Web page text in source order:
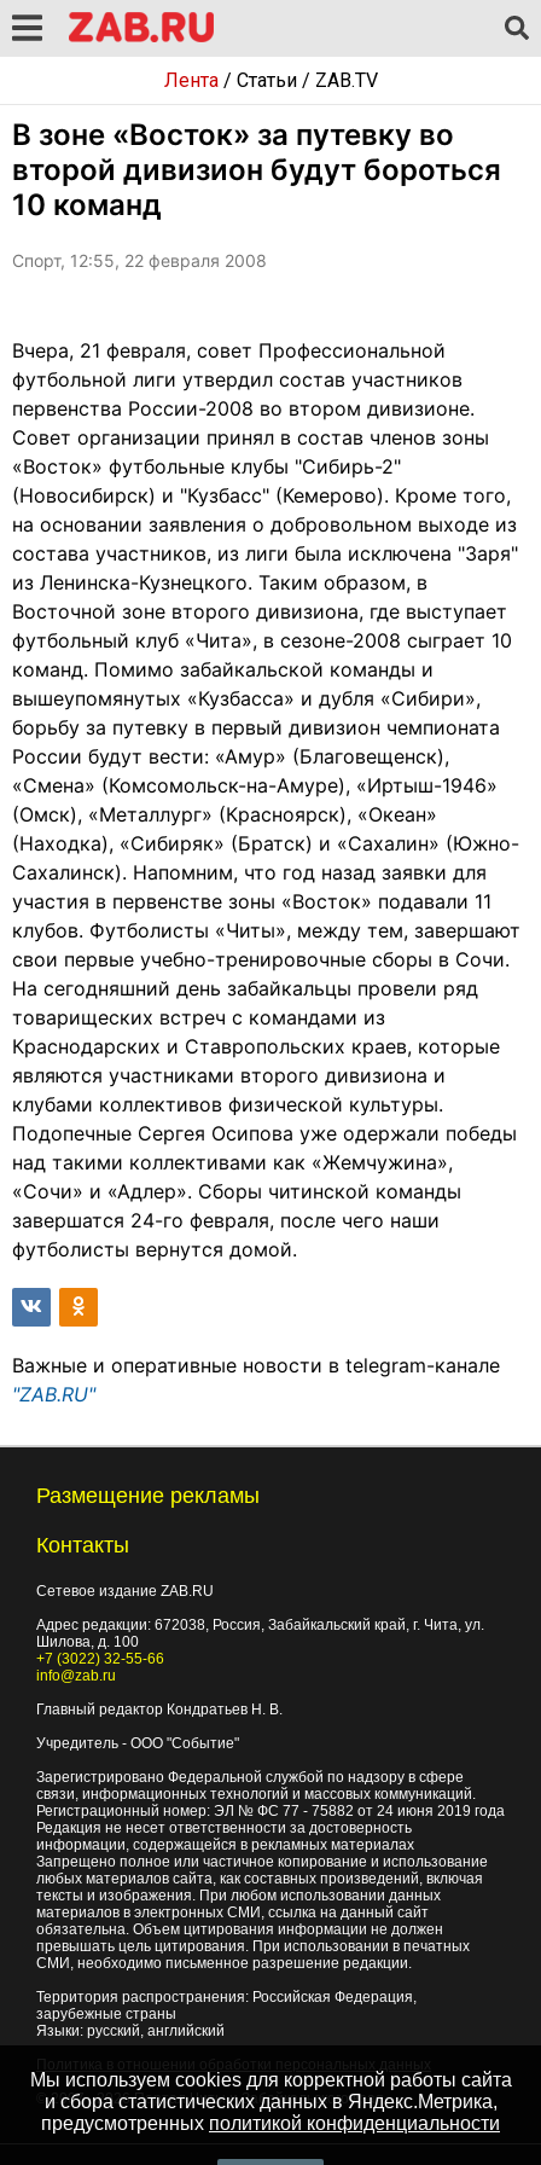
Лента/ Статьи/ ZAB.TV
В зоне «Восток» за путевку во
второй дивизион будут бороться
10 команд
Спорт, 12:55, 22 февраля 2008
Вчера, 21 февраля, совет Профессиональной
футбольной лиги утвердил состав участников
первенства России-2008 во втором дивизионе.
Совет организации принял в состав членов зоны
«Восток» футбольные клубы "Сибирь-2"
(Новосибирск) и "Кузбасс" (Кемерово). Кроме того,
на основании заявления о добровольном выходе из
состава участников, из лиги была исключена "Заря"
из Ленинска-Кузнецкого. Таким образом, в
Восточной зоне второго дивизиона, где выступает
футбольный клуб «Чита», в сезоне-2008 сыграет 10
команд. Помимо забайкальской команды и
вышеупомянутых «Кузбасса» и дубля «Сибири»,
борьбу за путевку в первый дивизион чемпионата
России будут вести: «Амур» (Благовещенск),
«Смена» (Комсомольск-на-Амуре), «Иртыш-1946»
(Омск), «Металлург» (Красноярск), «Океан»
(Находка), «Сибиряк» (Братск) и «Сахалин» (Южно-
Сахалинск). Напомним, что год назад заявки для
участия в первенстве зоны «Восток» подавали 11
клубов. Футболисты «Читы», между тем, завершают
свои первые учебно-тренировочные сборы в Сочи.
На сегодняшний день забайкальцы провели ряд
товарищеских встреч с командами из
Краснодарских и Ставропольских краев, которые
являются участниками второго дивизиона и
клубами коллективов физической культуры.
Подопечные Сергея Осипова уже одержали победы
над такими коллективами как «Жемчужина»,
«Сочи» и «Адлер». Сборы читинской команды
завершатся 24-го февраля, после чего наши
футболисты вернутся домой.
Важные и оперативные новости в telegram-канале
"ZAB.RU"
Размещение рекламы
Контакты
Сетевое издание ZAB.RU
Адрес редакции: 672038, Россия, Забайкальский край, г. Чита, ул.
Шилова, д. 100
+7 (3022) 32-55-66
info@zab.ru
Главный редактор Кондратьев Н. В.
Учредитель - ООО "Событие"
Зарегистрировано Федеральной службой по надзору в сфере
связи, информационных технологий и массовых коммуникаций.
Регистрационный номер: ЭЛ № ФС 77 - 75882 от 24 июня 2019 года
Редакция не несет ответственности за достоверность
информации, содержащейся в рекламных материалах
Запрещено полное или частичное копирование и использование
любых материалов сайта, как составных произведений, включая
тексты и изображения. При любом использовании данных
материалов в электронных СМИ, ссылка на данный сайт
обязательна. Объем цитирования информации не должен
превышать цель цитирования. При использовании в печатных
СМИ, необходимо письменное разрешение редакции.
Территория распространения: Российская Федерация,
зарубежные страны
Языки: русский, английский
© 2007 - 2026Портал Читы и Забайкальского края
Мы используем cookies для корректной работы сайта
и сбора статистических данных в Яндекс.Метрика,
предусмотренных политикой конфиденциальности